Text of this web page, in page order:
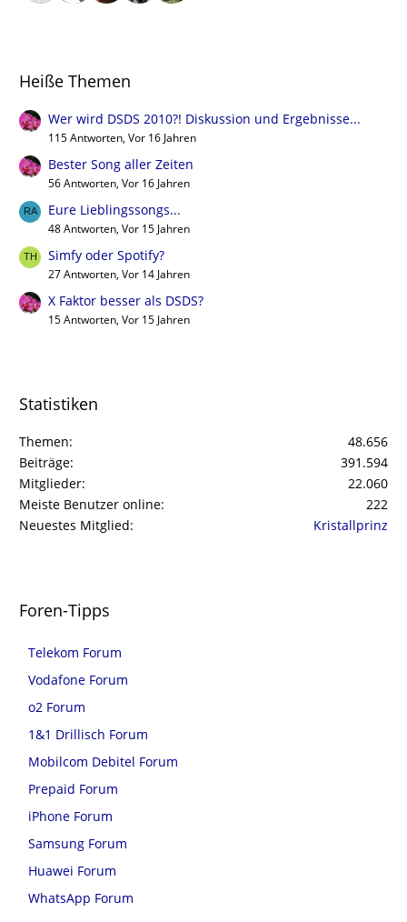
Heiße Themen
Wer wird DSDS 2010?! Diskussion und Ergebnisse...
115 Antworten, Vor 16 Jahren
Bester Song aller Zeiten
56 Antworten, Vor 16 Jahren
Eure Lieblingssongs...
48 Antworten, Vor 15 Jahren
Simfy oder Spotify?
27 Antworten, Vor 14 Jahren
X Faktor besser als DSDS?
15 Antworten, Vor 15 Jahren
Statistiken
Themen
48.656
Beiträge
391.594
Mitglieder
22.060
Meiste Benutzer online
222
Neuestes Mitglied
Kristallprinz
Foren-Tipps
Telekom Forum
Vodafone Forum
o2 Forum
1&1 Drillisch Forum
Mobilcom Debitel Forum
Prepaid Forum
iPhone Forum
Samsung Forum
Huawei Forum
WhatsApp Forum